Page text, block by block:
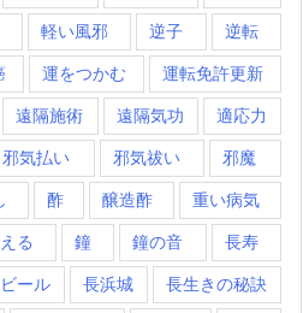
軽い風邪 逆子 逆転
運をつかむ 運転免許更新
遠隔施術 遠隔気功 適応力
邪気払い 邪気祓い 邪魔
酢 醸造酢 重い病気
る 鐘 鐘の音 長寿
ール 長浜城 長生きの秘訣